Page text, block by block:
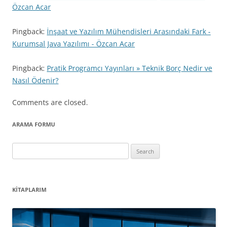
Özcan Acar
Pingback: İnşaat ve Yazılım Mühendisleri Arasındaki Fark -
Kurumsal Java Yazılımı - Özcan Acar
Pingback: Pratik Programcı Yayınları » Teknik Borç Nedir ve
Nasıl Ödenir?
Comments are closed.
ARAMA FORMU
for:
KITAPLARIM